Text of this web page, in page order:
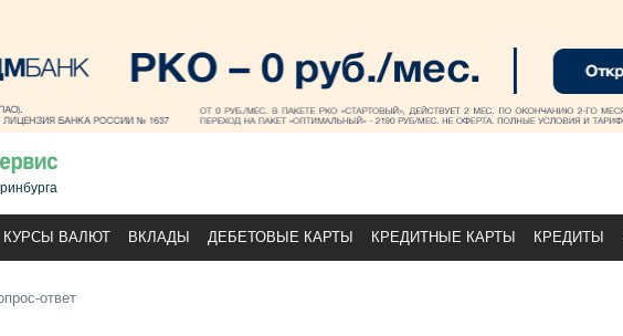
КУРСЫ ВАЛЮТ ВКЛАДЫ ДЕБЕТОВЫЕ КАРТЫ КРЕДИТНЫЕ КАРТЫ КРЕДИТЫ
ответ